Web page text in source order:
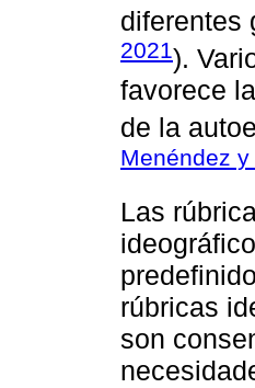
diferentes
2021).
favorece
de la
Menéndez
Las
rúbricas
son